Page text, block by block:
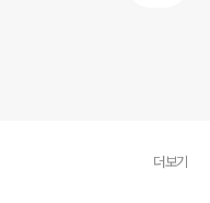
더보기